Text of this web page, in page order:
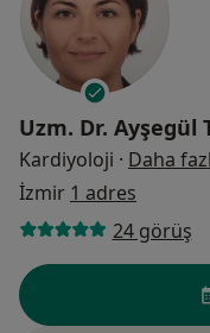
Uzm. Dr. Ayşegül
Kardiyoloji · Daha
İzmir 1 adres
24 görüş